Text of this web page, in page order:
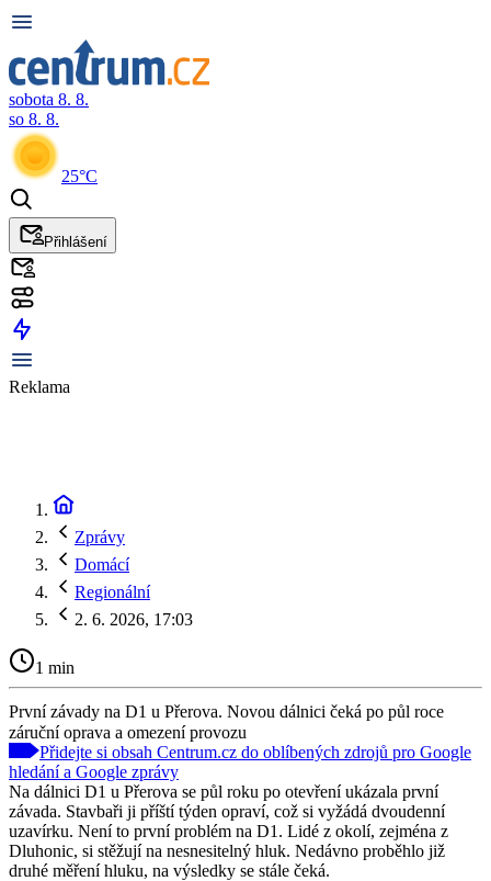
sobota 8. 8.
so 8. 8.
25°C
Přihlášení
Reklama
Zprávy
Domácí
Regionální
2. 6. 2026, 17:03
1 min
První závady na D1 u Přerova. Novou dálnici čeká po půl roce
záruční oprava a omezení provozu
Přidejte si obsah Centrum.cz do oblíbených zdrojů pro Google
hledání a Google zprávy
Na dálnici D1 u Přerova se půl roku po otevření ukázala první
závada. Stavbaři ji příští týden opraví, což si vyžádá dvoudenní
uzavírku. Není to první problém na D1. Lidé z okolí, zejména z
Dluhonic, si stěžují na nesnesitelný hluk. Nedávno proběhlo již
druhé měření hluku, na výsledky se stále čeká.